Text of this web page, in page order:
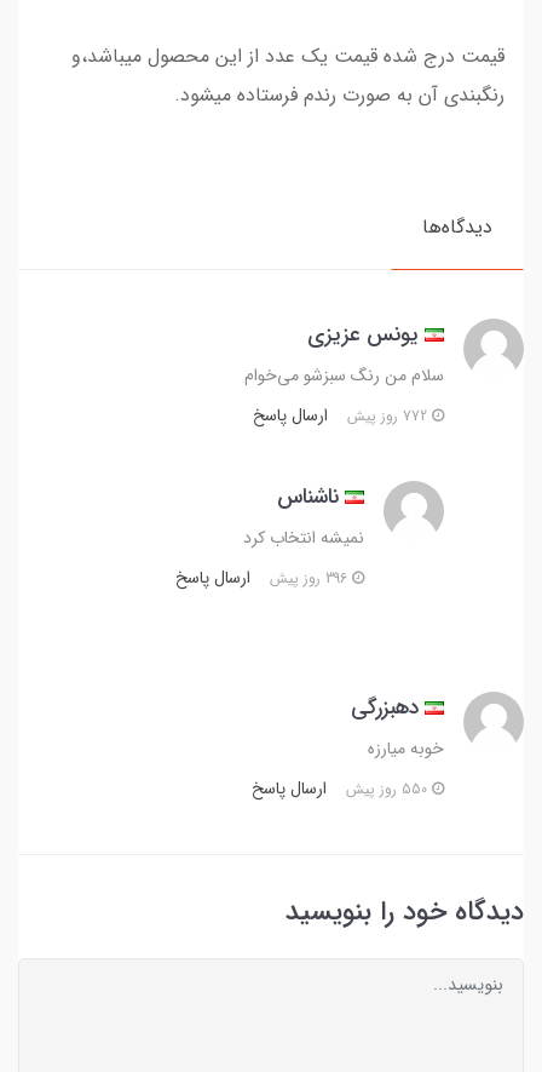
قیمت درج شده قیمت یک عدد از این محصول میباشد،و
رنگبندی آن به صورت رندم فرستاده میشود.
دیدگاه‌ها
یونس عزیزی
سلام من رنگ سبزشو می‌خوام
ارسال پاسخ
ناشناس
نمیشه انتخاب کرد
ارسال پاسخ
دهبزرگی
خوبه میارزه
ارسال پاسخ
دیدگاه خود را بنویسید